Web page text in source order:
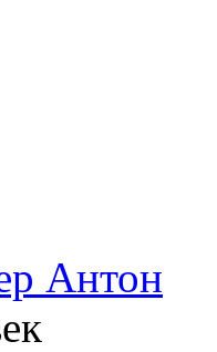
Антон